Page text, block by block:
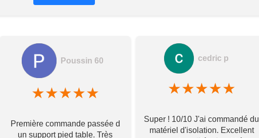
Poussin 60
★★★★★
Première commande passée d
un support pied table. Très
cedric p
★★★★★
Super ! 10/10 J'ai commandé du
matériel d'isolation. Excellent